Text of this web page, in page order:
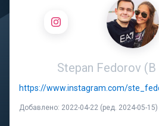
Stepan Fedorov
https://www.instagram.com/
Добавлено: 2022-04-22 (ред. 2024-05-15)